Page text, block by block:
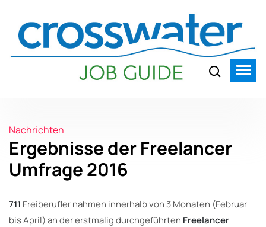
Nachrichten
Ergebnisse der Freelancer
Umfrage 2016
711 Freiberufler nahmen innerhalb von 3 Monaten (Februar
bis April) an der erstmalig durchgeführten Freelancer